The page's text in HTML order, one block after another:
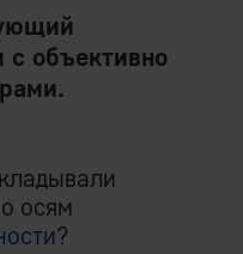
объективно
осям
?